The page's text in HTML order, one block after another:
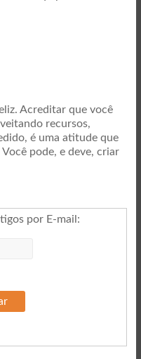
Acreditar que você
recursos,
é uma atitude que
pode, e deve, criar
por E-mail :